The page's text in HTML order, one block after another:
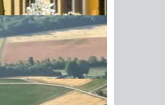
Morgen im
PDF drucken